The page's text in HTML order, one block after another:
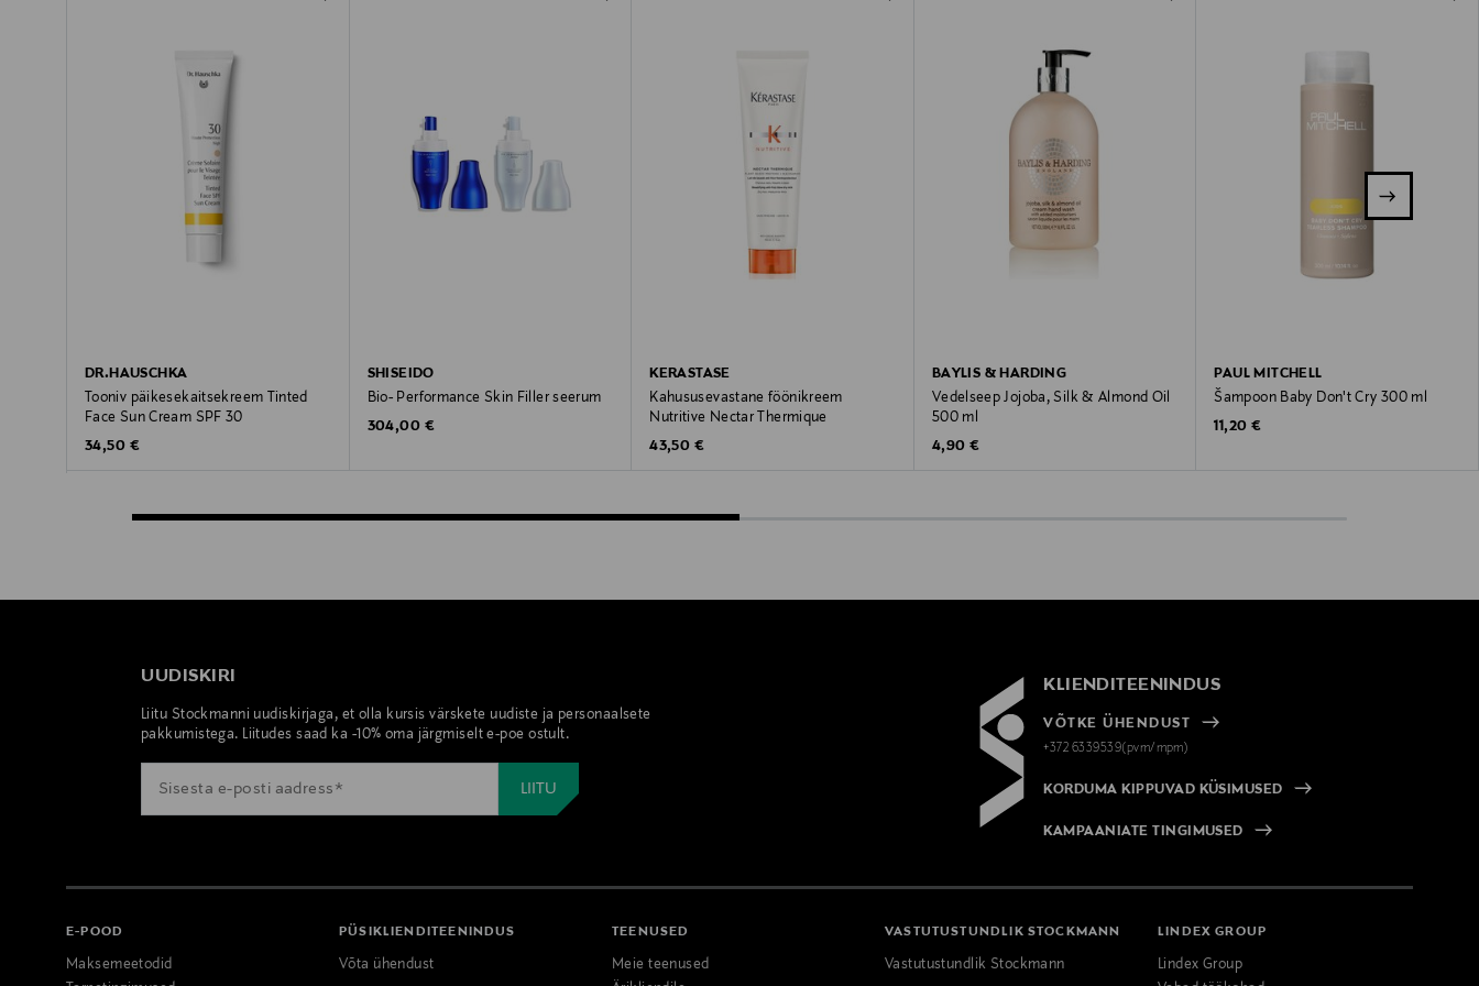
DR.HAUSCHKA
Tooniv päikesekaitsekreem Tinted
Face Sun Cream SPF 30
Original Price
34,50 €
SHISEIDO
Bio- Performance Skin Filler seerum
Original Price
304,00 €
KERASTASE
Kahususevastane föönikreem
Nutritive Nectar Thermique
Original Price
43,50 €
BAYLIS & HARDING
Vedelseep Jojoba, Silk & Almond Oil
500 ml
Original Price
4,90 €
PAUL MITCHELL
Šampoon Baby Don't Cry 300 ml
Original Price
11,20 €
UUDISKIRI
Liitu Stockmanni uudiskirjaga, et olla kursis värskete uudiste ja personaalsete
pakkumistega. Liitudes saad ka -10% oma järgmiselt e-poe ostult.
KLIENDITEENINDUS
VÕTKE ÜHENDUST
+372 6339539(pvm/mpm)
KORDUMA KIPPUVAD KÜSIMUSED
KAMPAANIATE TINGIMUSED
E-POOD
Maksemeetodid
PÜSIKLIENDITEENINDUS
Võta ühendust
TEENUSED
Meie teenused
VASTUTUSTUNDLIK STOCKMANN
Vastutustundlik Stockmann
LINDEX GROUP
Lindex Group